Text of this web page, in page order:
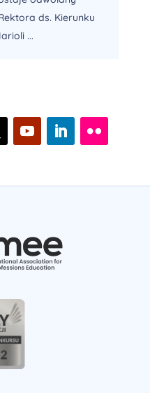
ds. Kierunku
...